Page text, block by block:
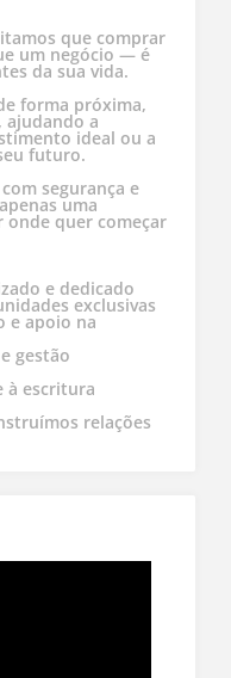
que comprar
um negócio — é
da sua vida.
forma próxima,
ajudando a
ideal ou a
futuro.
segurança e
uma
onde quer começar
e dedicado
exclusivas
e apoio na
gestão
à escritura
relações